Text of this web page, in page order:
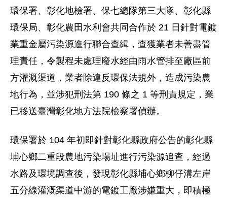
環保署、彰化地檢署、保七總隊第三大隊、彰化縣
環保局、彰化農田水利會共同合作於 21 日針對電鍍
業重金屬污染源進行聯合查緝，查獲業者未善盡管
理責任，令製程未處理廢水經由雨水管排至廠區前
方灌溉渠道，業者除違反環保法規外，造成污染農
地行為，並涉犯刑法第 190 條之 1 等刑責規定，業
已移送臺灣彰化地方法院檢察署偵辦。
環保署於 104 年初即針對彰化縣政府公告的彰化縣
埔心鄉二重段農地污染場址進行污染源追查，經過
水路及環境調查後，發現彰化縣埔心鄉柳仔溝左岸
五分線灌溉渠道中游的電鍍工廠涉嫌重大，即積極